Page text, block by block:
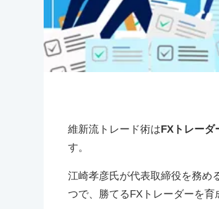
維新流トレード術はFXトレーダ
す。
江崎孝彦氏が代表取締役を務め
つで、
勝てるFXトレーダーを育